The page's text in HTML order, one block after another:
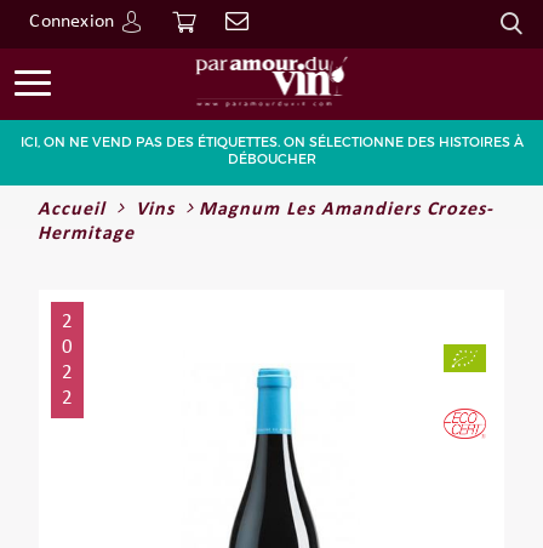
Connexion
Go
ICI, ON NE VEND PAS DES ÉTIQUETTES. ON SÉLECTIONNE DES HISTOIRES À
DÉBOUCHER
Accueil Vins
Magnum Les Amandiers Crozes-
Hermitage
2
0
2
2